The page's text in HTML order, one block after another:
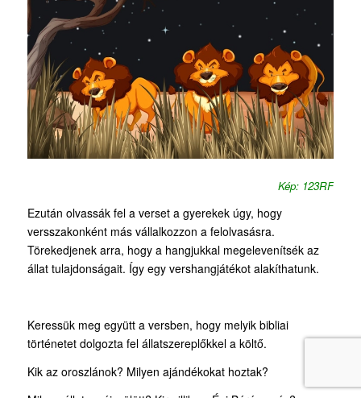
Kép: 123RF
Ezután olvassák fel a verset a gyerekek úgy, hogy
versszakonként más vállalkozzon a felolvasásra.
Törekedjenek arra, hogy a hangjukkal megelevenítsék az
állat tulajdonságait. Így egy vershangjátékot alakíthatunk.
Keressük meg együtt a versben, hogy melyik bibliai
történetet dolgozta fel állatszereplőkkel a költő.
Kik az oroszlánok? Milyen ajándékokat hoztak?